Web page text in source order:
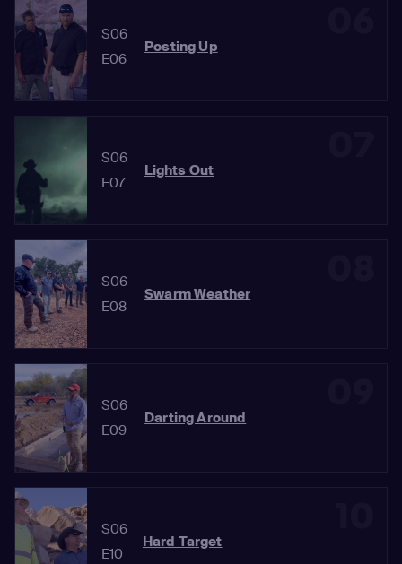
S06
E06
Posting Up
S06
E07
Lights Out
S06
E08
Swarm Weather
S06
E09
Darting Around
S06
E10
Hard Target